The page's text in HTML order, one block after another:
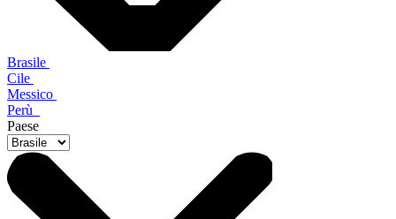
Brasile
Cile
Messico
Perù
Paese